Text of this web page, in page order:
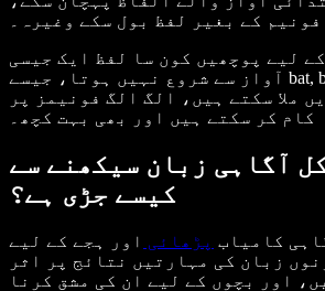
لیے پوچھیں کون سا لفظ ایک جیسی
آواز سے شروع نہیں ہوتا، جیسے bat, bed, food, ball
ملا سکتے ہیں، الگ الگ فونیمز پر
آگاہی زبان سیکھنے سے
کیسے جڑی ہے؟
کامیاب پڑھائی اور ہجے کے لیے
زبان کی مہارتیں نتائج پر اثر
اور بچوں کے لیے ان کی مشق کرنا